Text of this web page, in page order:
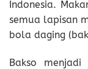
Indonesia.
semua lapisan
bola daging
Bakso